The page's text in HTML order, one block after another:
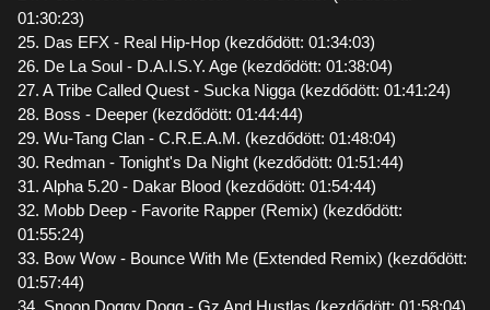
01:30:23)
25. Das EFX - Real Hip-Hop (kezdődött: 01:34:03)
26. De La Soul - D.A.I.S.Y. Age (kezdődött: 01:38:04)
27. A Tribe Called Quest - Sucka Nigga (kezdődött: 01:41:24)
28. Boss - Deeper (kezdődött: 01:44:44)
29. Wu-Tang Clan - C.R.E.A.M. (kezdődött: 01:48:04)
30. Redman - Tonight's Da Night (kezdődött: 01:51:44)
31. Alpha 5.20 - Dakar Blood (kezdődött: 01:54:44)
32. Mobb Deep - Favorite Rapper (Remix) (kezdődött:
01:55:24)
33. Bow Wow - Bounce With Me (Extended Remix) (kezdődött:
01:57:44)
34. Snoop Doggy Dogg - Gz And Hustlas (kezdődött: 01:58:04)